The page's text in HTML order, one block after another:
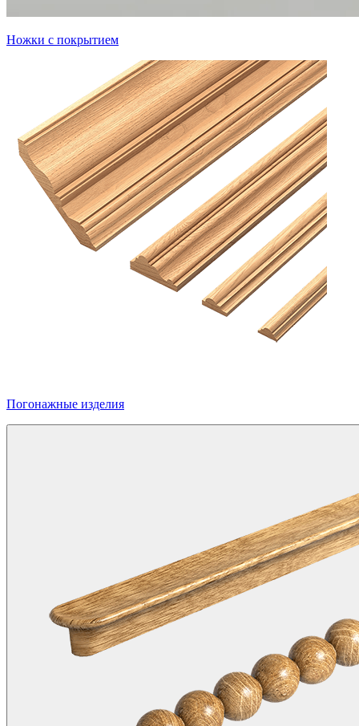
Ножки с покрытием
Погонажные изделия